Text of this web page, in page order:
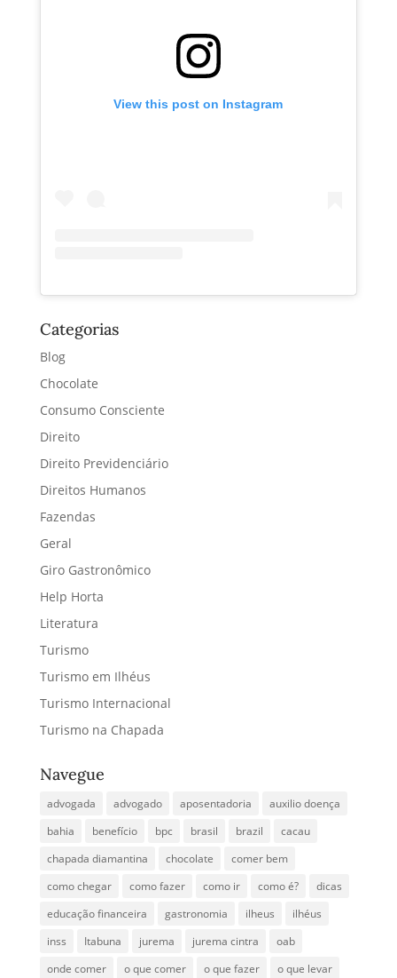
View this post on Instagram
Categorias
Blog
Chocolate
Consumo Consciente
Direito
Direito Previdenciário
Direitos Humanos
Fazendas
Geral
Giro Gastronômico
Help Horta
Literatura
Turismo
Turismo em Ilhéus
Turismo Internacional
Turismo na Chapada
Navegue
advogada advogado aposentadoria
auxilio doença
bahia
benefício bpc brasil brazil
cacau
chapada diamantina
chocolate
comer bem
como chegar
como fazer como ir como é?
dicas
educação financeira
gastronomia ilheus
ilhéus
inss
Itabuna jurema jurema cintra
oab
onde comer
o que comer o que fazer o que levar